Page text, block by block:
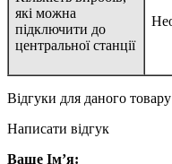
які можна
підключити до
центральної станції
Відгуки для даного товару
Написати відгук
Ваше Ім’я: